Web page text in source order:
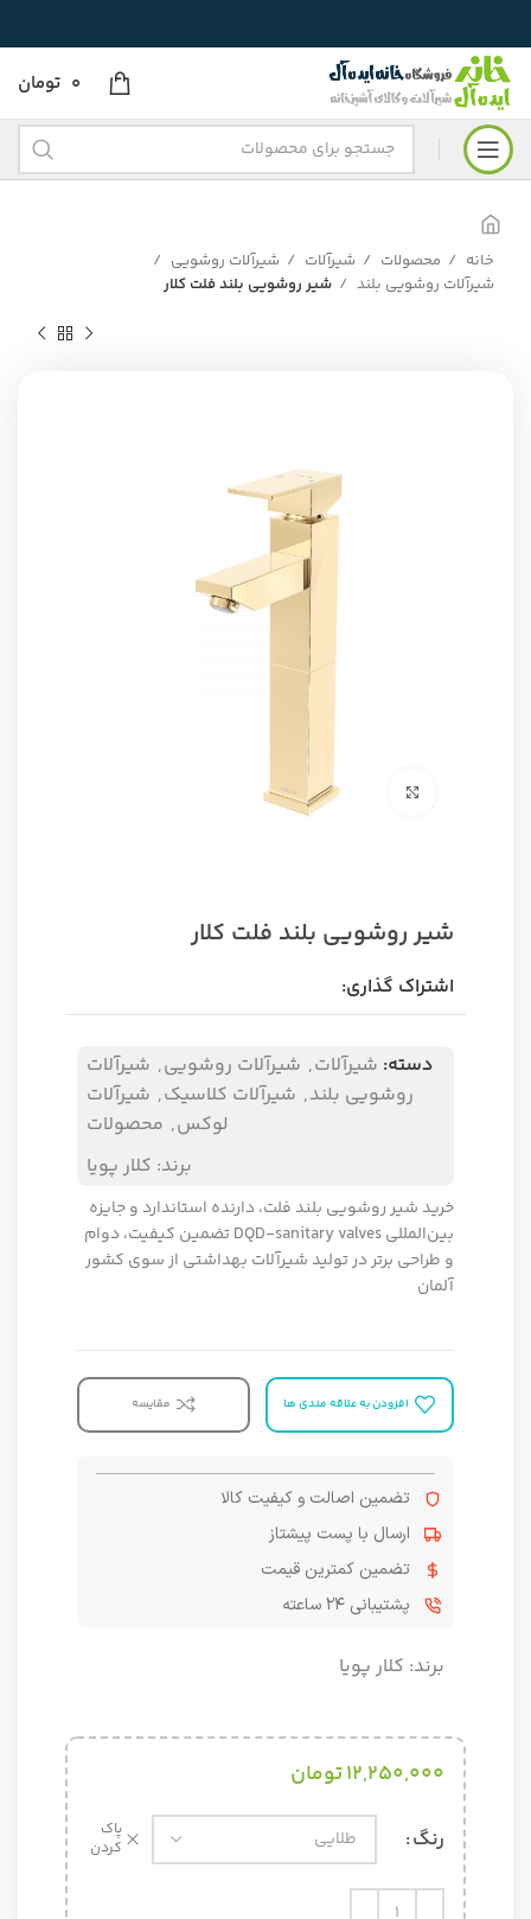
0 تومان
خانه محصولات شیرآلات
شیرآلات روشویی
شیرآلات روشویی بلند
شیر روشویی بلند فلت کلار
برای بزرگنمایی کلیک کنید
شیر روشویی بلند فلت کلار
اشتراک گذاری:
دسته: شیرآلات, شیرآلات روشویی, شیرآلات
روشویی بلند, شیرآلات کلاسیک, شیرآلات
لوکس, محصولات
برند: کلار پویا
خرید شیر روشویی بلند فلت، دارنده استاندارد و جایزه
بین‌المللی DQD-sanitary valves تضمین کیفیت، دوام
و طراحی برتر در تولید شیرآلات بهداشتی از سوی کشور
آلمان
افزودن به علاقه مندی ها مقایسه
تضمین اصالت و کیفیت کالا
ارسال با پست پیشتاز
تضمین کمترین قیمت
پشتیبانی ۲۴ ساعته
برند: کلار پویا
12,250,000تومان
رنگ
پاک
کردن